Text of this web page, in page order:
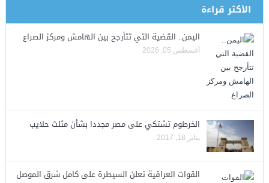
الأكثر قراءة
اليمن.. القضية التي تتأرجح بين الهامش ومركز الصراع
أغسطس 05, 2026
الخرطوم تشتكي على مصر مجددا بشأن مثلث حلايب
يناير 18, 2017
القوات العراقية تعلن السيطرة على كامل شرق الموصل